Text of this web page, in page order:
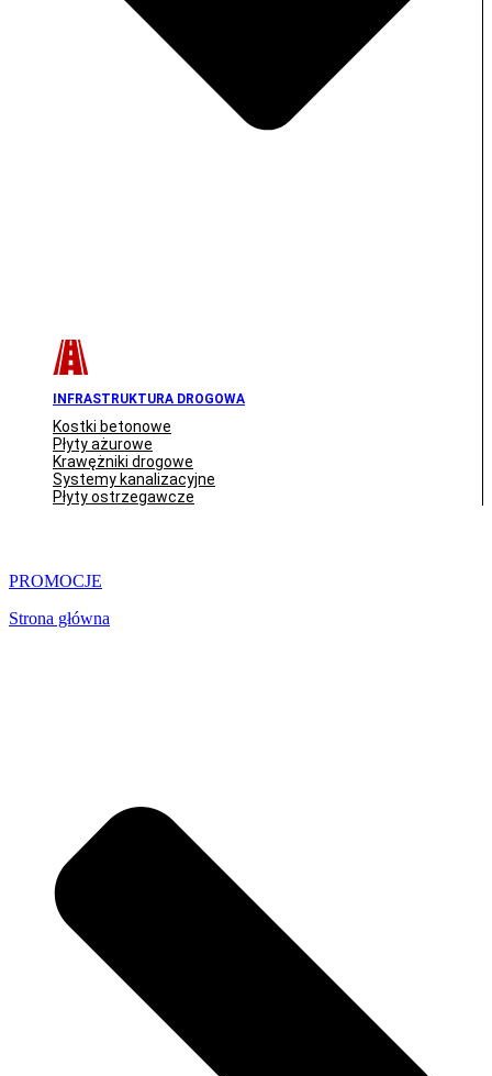
INFRASTRUKTURA DROGOWA
Kostki betonowe
Płyty ażurowe
Krawężniki drogowe
Systemy kanalizacyjne
Płyty ostrzegawcze
PROMOCJE
Strona główna